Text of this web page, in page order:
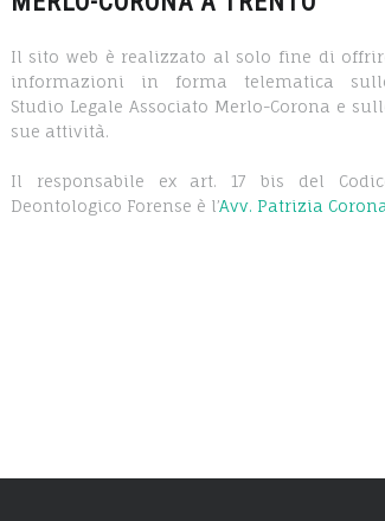
Il sito web è realizzato al solo fine di
informazioni in forma telematica
Studio Legale Associato Merlo-Corona e
sue attività.
Il responsabile ex art. 17 bis del
Deontologico Forense è l’Avv. Patrizia Corona